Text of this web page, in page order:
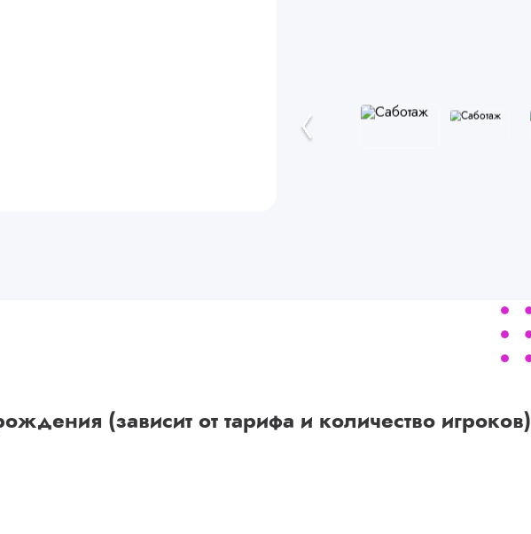
(зависит от тарифа и количество игроков)